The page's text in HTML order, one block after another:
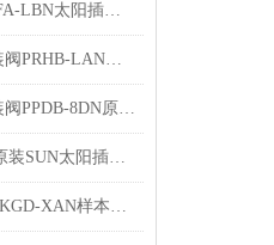
SUN直动式溢流阀RDFA-LBN太阳插装阀有库存欢迎询价
优势供应SUN太阳插装阀PRHB-LAN电磁阀原装现货
优势出售SUN太阳插装阀PPDB-8DN原装有库存
质保一年RVEA-LWN原装SUN太阳插装阀参数溢流阀
原装SUN太阳插装阀CKGD-XAN样本优势出售